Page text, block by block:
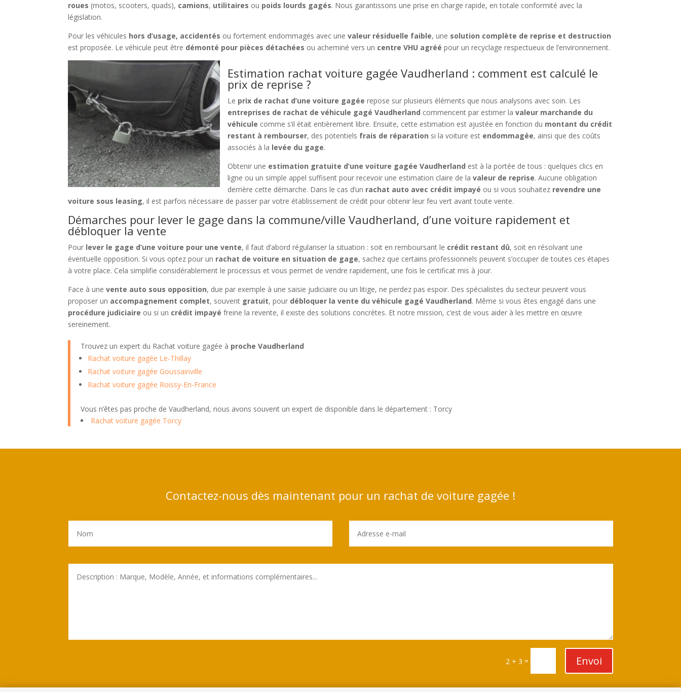
roues (motos, scooters, quads), camions, utilitaires ou poids lourds gagés. Nous garantissons une prise en charge rapide, en totale conformité avec la
législation.
Pour les véhicules hors d’usage, accidentés ou fortement endommagés avec unevaleur résiduelle faible, une solution complète de reprise et destruction
est proposée. Le véhicule peut être démonté pour pièces détachées ou acheminé vers un centre VHU agréé pour un recyclage respectueux de l’environnement.
Estimation rachat voiture gagée Vaudherland : comment est calculé le
prix de reprise ?
Le prix de rachat d’une voiture gagée repose sur plusieurs éléments que nous analysons avec soin. Les
entreprises de rachat de véhicule gagé Vaudherland commencent par estimer lavaleur marchande du
véhicule comme s’il était entièrement libre. Ensuite, cette estimation est ajustée en fonction du montant du crédit
restant à rembourser, des potentiels frais de réparation si la voiture est endommagée, ainsi que des coûts
associés à la levée du gage.
Obtenir une estimation gratuite d’une voiture gagée Vaudherland est à la portée de tous : quelques clics en
ligne ou un simple appel suffisent pour recevoir une estimation claire de lavaleur de reprise. Aucune obligation
derrière cette démarche. Dans le cas d’un rachat auto avec crédit impayé ou si vous souhaitez revendre une
voiture sous leasing, il est parfois nécessaire de passer par votre établissement de crédit pour obtenir leur feu vert avant toute vente.
Démarches pour lever le gage dans la commune/ville Vaudherland, d’une voiture rapidement et
débloquer la vente
Pour lever le gage d’une voiture pour une vente, il faut d’abord régulariser la situation : soit en remboursant le crédit restant dû, soit en résolvant une
éventuelle opposition. Si vous optez pour un rachat de voiture en situation de gage, sachez que certains professionnels peuvent s’occuper de toutes ces étapes
à votre place. Cela simplifie considérablement le processus et vous permet de vendre rapidement, une fois le certificat mis à jour.
Face à unevente auto sous opposition, due par exemple à une saisie judiciaire ou un litige, ne perdez pas espoir. Des spécialistes du secteur peuvent vous
proposer un accompagnement complet, souvent gratuit, pour débloquer la vente du véhicule gagé Vaudherland. Même si vous êtes engagé dans une
procédure judiciaire ou si un crédit impayé freine la revente, il existe des solutions concrètes. Et notre mission, c’est de vous aider à les mettre en œuvre
sereinement.
Trouvez un expert du Rachat voiture gagée à proche Vaudherland
Rachat voiture gagée Le-Thillay
Rachat voiture gagée Goussainville
Rachat voiture gagée Roissy-En-France
Vous n’êtes pas proche de Vaudherland, nous avons souvent un expert de disponible dans le département : Torcy
Rachat voiture gagée Torcy
Contactez-nous dès maintenant pour un rachat de voiture gagée !
2 + 3 = Envoi